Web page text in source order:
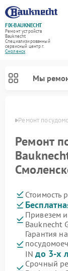
FIX-BAUKNECHT
Ремонт устройств
Bauknecht
Специализированный
cервисный центр г.
Смоленск
Мы
Ремонт
Ремонт
Стоимость
Привезем
Bauknecht
Гарантия
INдо 3-х
Срочный